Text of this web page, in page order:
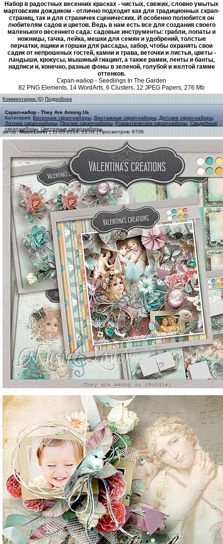
Набор в радостных весенних красках - чистых, свежих, словно умытых
мартовским дождиком - отлично подходит как для традиционных скрап-
страниц, так и для страничек сценических. И особенно полюбится он
любителям садов и цветов. Ведь в нам есть все для создания своего
маленького весеннего сада: садовые инструменты: грабли, лопаты и
ножницы, тачка, лейка, мешки для семян и удобрений, толстые
перчатки, ящики и горшки для рассады, забор, чтобы охранять свои
садик от непрошеных гостей, камни и трава, веточки и листья, цветы -
ландыши, крокусы, мышиный гиацинт, а также рамки, ленты и банты,
надписи и, конечно, разные фоны в зеленой, голубой и желтой гамме
оттенков.
Скрап-набор - Seedlings In The Garden
82 PNG Elements, 14 WordArts, 6 Clusters, 12 JPEG Papers, 276 Mb
Комментарии (0) Подробнее
Скрап-набор - They Are Among Us
Категория: Весенние скрап-наборы Винтажные скрап-наборы Детские скрап-наборы
Летние скрап-наборы Прочие скрап-наборы Романтические скрап-наборы Свадебные
скрап-наборы Цветочные скрап-наборы
автор:MusicLover| 11-03-2014, 21:51 | Просмотров: 6706